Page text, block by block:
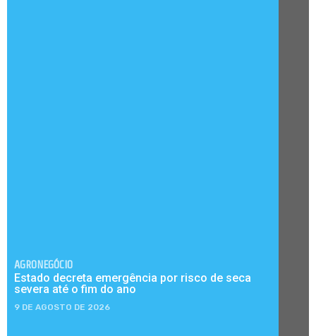
AGRONEGÓCIO
Estado decreta emergência por risco de seca
severa até o fim do ano
9 DE AGOSTO DE 2026